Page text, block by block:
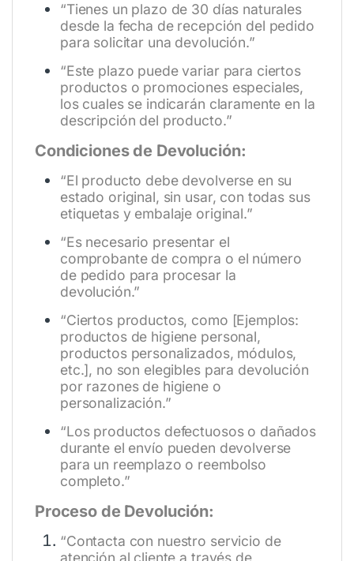
“Tienes un plazo de 30 días naturales
desde la fecha de recepción del pedido
para solicitar una devolución.”
“Este plazo puede variar para ciertos
productos o promociones especiales,
los cuales se indicarán claramente en la
descripción del producto.”
Condiciones de Devolución:
“El producto debe devolverse en su
estado original, sin usar, con todas sus
etiquetas y embalaje original.”
“Es necesario presentar el
comprobante de compra o el número
de pedido para procesar la
devolución.”
“Ciertos productos, como [Ejemplos:
productos de higiene personal,
productos personalizados, módulos,
etc.], no son elegibles para devolución
por razones de higiene o
personalización.”
“Los productos defectuosos o dañados
durante el envío pueden devolverse
para un reemplazo o reembolso
completo.”
Proceso de Devolución:
“Contacta con nuestro servicio de
atención al cliente a través de